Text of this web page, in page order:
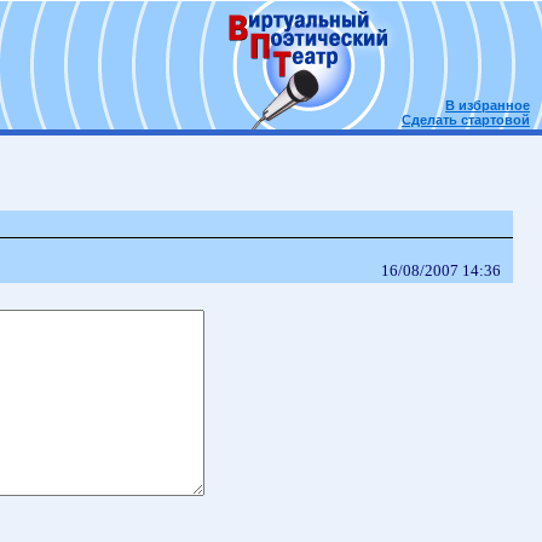
В избранное
Сделать стартовой
16/08/2007 14:36